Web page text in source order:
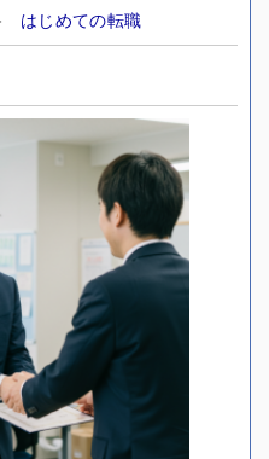
はじめての転職